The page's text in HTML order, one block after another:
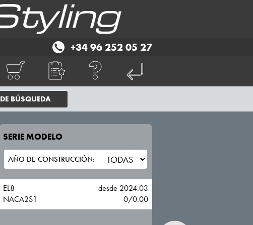
+34 96 252 05 27
DE BÚSQUEDA
SERIE MODELO
EL8
NACA2S1
desde 2024.03
0/0.00